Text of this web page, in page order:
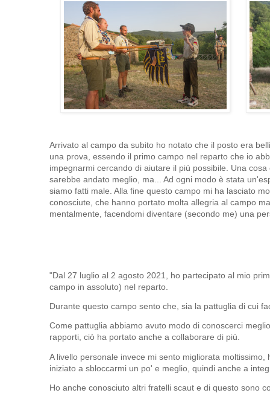
Arrivato al campo da subito ho notato che il posto era
una prova, essendo il primo campo nel reparto che io
impegnarmi cercando di aiutare il più possibile. Una
sarebbe andato meglio, ma... Ad ogni modo è stata
siamo fatti male. Alla fine questo campo mi ha lasciato
conosciute, che hanno portato molta allegria al campo
mentalmente, facendomi diventare (secondo me) una
"Dal 27 luglio al 2 agosto 2021, ho partecipato al mio
campo in assoluto) nel reparto.
Durante questo campo sento che, sia la pattuglia di cui
Come pattuglia abbiamo avuto modo di conoscerci
rapporti, ciò ha portato anche a collaborare di più.
A livello personale invece mi sento migliorata
iniziato a sbloccarmi un po' e meglio, quindi anche a
Ho anche conosciuto altri fratelli scaut e di questo sono